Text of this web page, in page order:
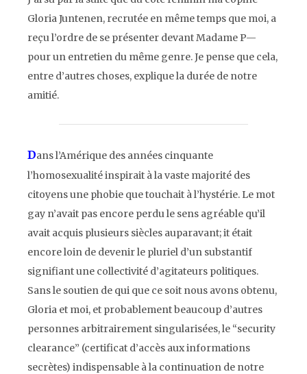
Gloria Juntenen, recrutée en même temps que moi, a
reçu l’ordre de se présenter devant Madame P—
pour un entretien du même genre. Je pense que cela,
entre d’autres choses, explique la durée de notre
amitié.
Dans l’Amérique des années cinquante
l’homosexualité inspirait à la vaste majorité des
citoyens une phobie que touchait à l’hystérie. Le mot
gay n’avait pas encore perdu le sens agréable qu’il
avait acquis plusieurs siècles auparavant; it était
encore loin de devenir le pluriel d’un substantif
signifiant une collectivité d’agitateurs politiques.
Sans le soutien de qui que ce soit nous avons obtenu,
Gloria et moi, et probablement beaucoup d’autres
personnes arbitrairement singularisées, le “security
clearance” (certificat d’accès aux informations
secrètes) indispensable à la continuation de notre